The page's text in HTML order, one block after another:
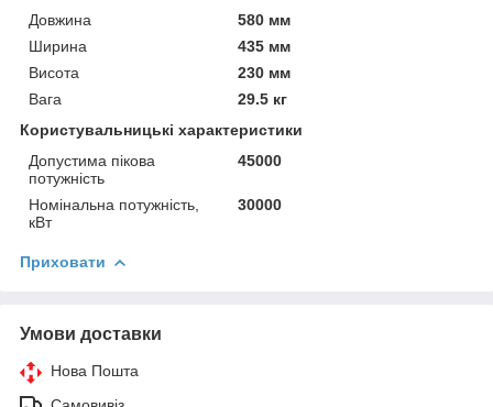
Довжина
580 мм
Ширина
435 мм
Висота
230 мм
Вага
29.5 кг
Користувальницькі характеристики
Допустима пікова
потужність
45000
Номінальна потужність,
кВт
30000
Приховати
Умови доставки
Нова Пошта